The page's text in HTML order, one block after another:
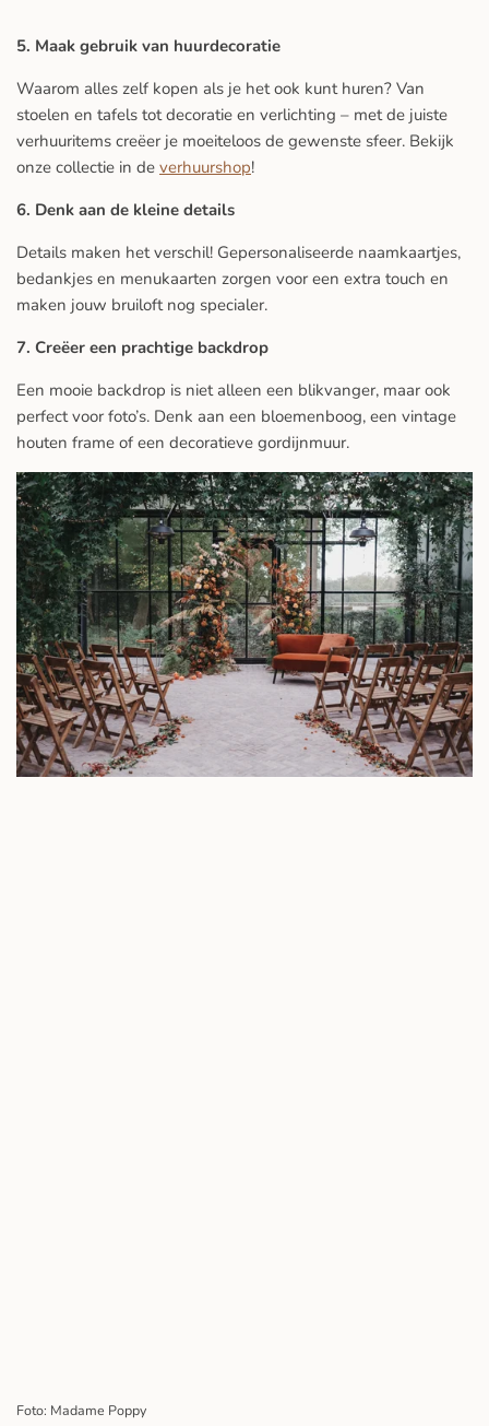
5. Maak gebruik van huurdecoratie
Waarom alles zelf kopen als je het ook kunt huren? Van
stoelen en tafels tot decoratie en verlichting – met de juiste
verhuuritems creëer je moeiteloos de gewenste sfeer. Bekijk
onze collectie in de verhuurshop!
6. Denk aan de kleine details
Details maken het verschil! Gepersonaliseerde naamkaartjes,
bedankjes en menukaarten zorgen voor een extra touch en
maken jouw bruiloft nog specialer.
7. Creëer een prachtige backdrop
Een mooie backdrop is niet alleen een blikvanger, maar ook
perfect voor foto’s. Denk aan een bloemenboog, een vintage
houten frame of een decoratieve gordijnmuur.
Foto: Madame Poppy